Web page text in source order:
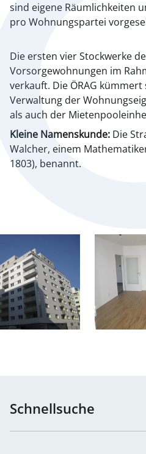
sind eigene Räumlichkeiten
pro Wohnungspartei
Die ersten vier Stockwerke
Vorsorgewohnungen im
verkauft. Die ÖRAG
Verwaltung der
als auch der
Kleine Namenskunde: Die
Walcher, einem
1803), benannt.
Schnellsuche